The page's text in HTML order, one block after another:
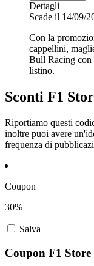
Dettagli
Scade il 14/09/
Con la
cappellini,
Bull Racing con
listino.
Sconti F1
Riportiamo questi
inoltre puoi avere
frequenza di
Coupon
30%
Salva
Coupon F1